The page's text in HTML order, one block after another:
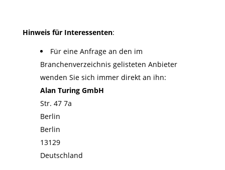
Hinweis für Interessenten:
Für eine Anfrage an den im
Branchenverzeichnis gelisteten Anbieter
wenden Sie sich immer direkt an ihn:
Alan Turing GmbH
Str. 47 7a
Berlin
Berlin
13129
Deutschland